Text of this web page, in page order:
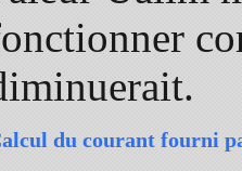
du courant fourni